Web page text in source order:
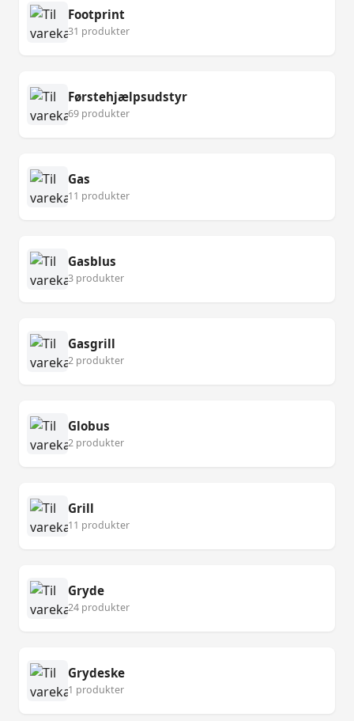
Footprint
31 produkter
Førstehjælpsudstyr
69 produkter
Gas
11 produkter
Gasblus
3 produkter
Gasgrill
2 produkter
Globus
2 produkter
Grill
11 produkter
Gryde
24 produkter
Grydeske
1 produkter